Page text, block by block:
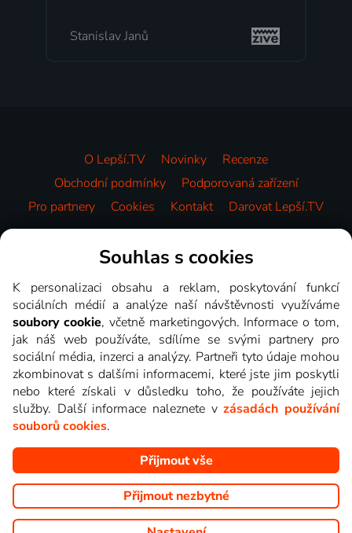
Milada Tomešová
O Lepší.TV Novinky
Recenze
Obchodní podmínky
Podporovaná zařízení
Pro partnery
Cookies Kontakt Darovat Lepší.TV
Videotéka
Copyright © goNET s.r.o. Na tomto webu jsou zobrazovány
obrázky z pořadů TV stanic, které můžete sledovat v Lepší.TV.
Souhlas s cookies
K personalizaci obsahu a reklam, poskytování funkcí
sociálních médií a analýze naší návštěvnosti využíváme
soubory cookie, včetně marketingových. Informace o tom,
jak náš web používáte, sdílíme se svými partnery pro
sociální média, inzerci a analýzy. Partneři tyto údaje mohou
zkombinovat s dalšími informacemi, které jste jim poskytli
nebo které získali v důsledku toho, že používáte jejich
služby. Další informace naleznete vzásadách používání
souborů cookies.
Přijmout vše
Přijmout nezbytné